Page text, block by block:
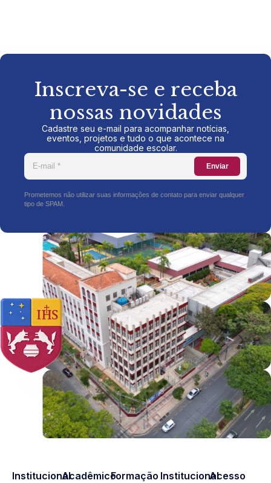
Inscreva-se e receba
nossas novidades
Cadastre seu e-mail para acompanhar notícias,
eventos, projetos e tudo o que acontece na
comunidade escolar.
Enviar
Prometemos não utilizar suas informações de contato para enviar qualquer
tipo de SPAM.
InstitucionalAcadêmicoFormação InstitucionalAcesso